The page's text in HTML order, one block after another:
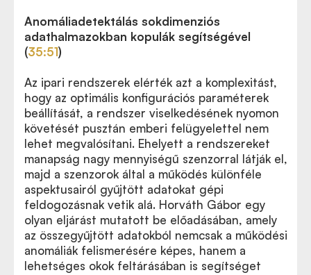
Anomáliadetektálás sokdimenziós
adathalmazokban kopulák segítségével
(35:51)
Az ipari rendszerek elérték azt a komplexitást,
hogy az optimális konfigurációs paraméterek
beállítását, a rendszer viselkedésének nyomon
követését pusztán emberi felügyelettel nem
lehet megvalósítani. Ehelyett a rendszereket
manapság nagy mennyiségű szenzorral látják el,
majd a szenzorok által a működés különféle
aspektusairól gyűjtött adatokat gépi
feldogozásnak vetik alá. Horváth Gábor egy
olyan eljárást mutatott be előadásában, amely
az összegyűjtött adatokból nemcsak a működési
anomáliák felismerésére képes, hanem a
lehetséges okok feltárásában is segítséget